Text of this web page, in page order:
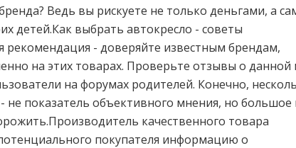
Ведь вы рискуете не только деньгами, а
детей.Как выбрать автокресло - советы
рекомендация - доверяйте известным брендам,
на этих товарах. Проверьте отзывы о данной
на форумах родителей. Конечно,
показатель объективного мнения, но большое
качественного товара
покупателя информацию о